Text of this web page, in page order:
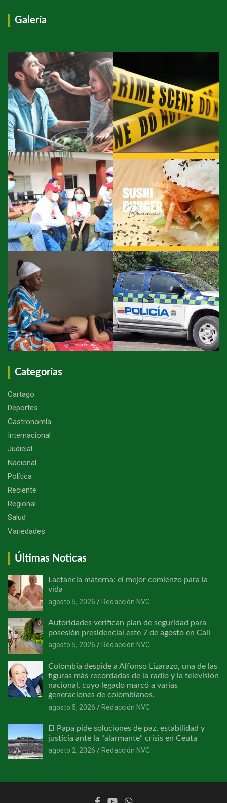
Galería
Categorías
Cartago
Deportes
Gastronomía
Internacional
Judicial
Nacional
Política
Reciente
Regional
Salud
Variedades
Últimas Noticas
Lactancia materna: el mejor comienzo para la
vida
agosto 5, 2026
Redacción NVC
Autoridades verifican plan de seguridad para
posesión presidencial este 7 de agosto en Cali
agosto 5, 2026
Redacción NVC
Colombia despide a Alfonso Lizarazo, una de las
figuras más recordadas de la radio y la televisión
nacional, cuyo legado marcó a varias
generaciones de colombianos.
agosto 5, 2026
Redacción NVC
El Papa pide soluciones de paz, estabilidad y
justicia ante la “alarmante” crisis en Ceuta
agosto 2, 2026
Redacción NVC